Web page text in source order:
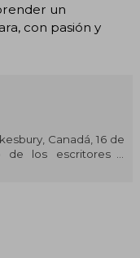
un
con pasión y
Canadá, 16 de
los escritores y
en liderazgo y